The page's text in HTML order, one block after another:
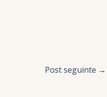
Post seguinte →